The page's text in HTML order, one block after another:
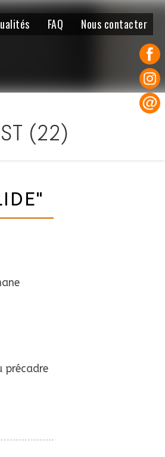
FAQ Nous contacter
(22)
précadre